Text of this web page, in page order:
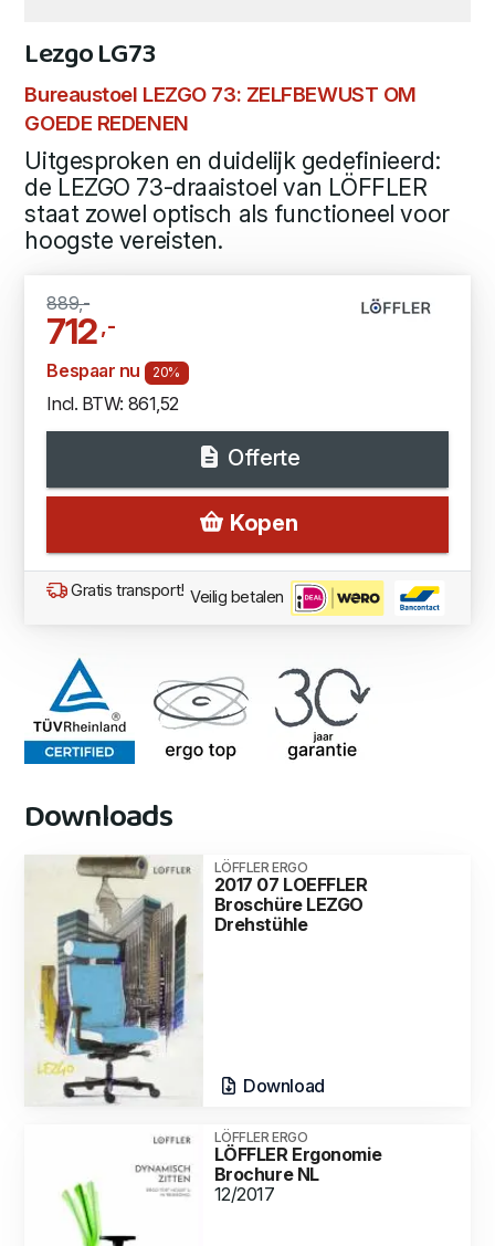
Lezgo LG73
Bureaustoel LEZGO 73: ZELFBEWUST OM
GOEDE REDENEN
Uitgesproken en duidelijk gedefinieerd:
de LEZGO 73-draaistoel van LÖFFLER
staat zowel optisch als functioneel voor
hoogste vereisten.
889,-
712,-
Bespaar nu 20%
Incl. BTW: 861,52
Offerte
Kopen
Gratis transport! Veilig betalen
Downloads
LÖFFLER ERGO
2017 07 LOEFFLER
Broschüre LEZGO
Drehstühle
Download
LÖFFLER ERGO
LÖFFLER Ergonomie
Brochure NL
12/2017